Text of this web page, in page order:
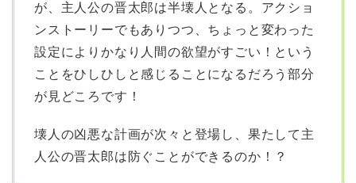
が、主人公の晋太郎は半壊人となる。アクショ
ンストーリーでもありつつ、ちょっと変わった
設定によりかなり人間の欲望がすごい！という
ことをひしひしと感じることになるだろう部分
が見どころです！
壊人の凶悪な計画が次々と登場し、果たして主
人公の晋太郎は防ぐことができるのか！？